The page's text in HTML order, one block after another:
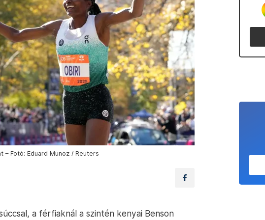
Fotó: Eduard Munoz / Reuters
a férfiaknál a szintén kenyai Benson